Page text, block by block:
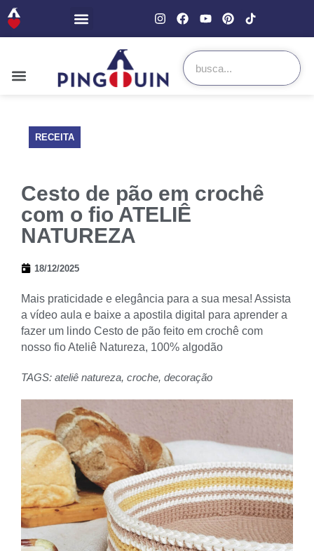
RECEITA
Cesto de pão em crochê
com o fio ATELIÊ
NATUREZA
18/12/2025
Mais praticidade e elegância para a sua mesa! Assista
a vídeo aula e baixe a apostila digital para aprender a
fazer um lindo Cesto de pão feito em crochê com
nosso fio Ateliê Natureza, 100% algodão
TAGS: ateliê natureza, croche, decoração